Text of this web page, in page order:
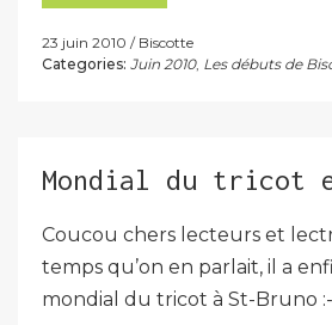
23 juin 2010
Biscotte
Categories: Juin 2010, Les débuts de
Mondial du tricot
Coucou chers lecteurs et
temps qu’on en parlait, il a
mondial du tricot à St-Bruno